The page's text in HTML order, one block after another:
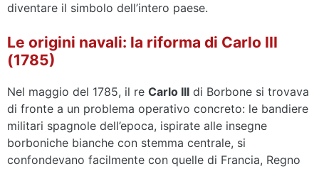
diventare il simbolo dell’intero paese.
Le origini navali: la riforma di Carlo III
(1785)
Nel maggio del 1785, il re Carlo III di Borbone si trovava
di fronte a un problema operativo concreto: le bandiere
militari spagnole dell’epoca, ispirate alle insegne
borboniche bianche con stemma centrale, si
confondevano facilmente con quelle di Francia, Regno